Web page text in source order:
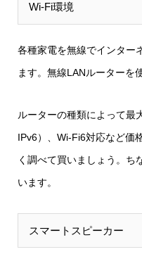
Wi-Fi環境
各種家電を無線でインター
ます。無線LANルーターを
ルーターの種類によって最
IPv6）、Wi-Fi6対応など価
く調べて買いましょう。ち
います。
スマートスピーカー